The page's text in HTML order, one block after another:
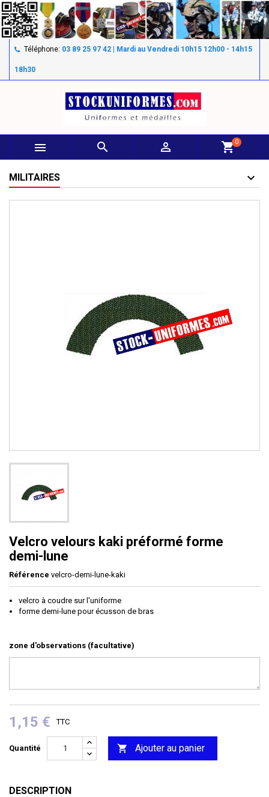
Téléphone: 03 89 25 97 42 | Mardi au Vendredi 10h15 12h00 - 14h15
18h30
   shopping_cart0
MILITAIRES
Velcro velours kaki préformé forme
demi-lune
Référence velcro-demi-lune-kaki
velcro à coudre sur l'uniforme
forme demi-lune pour écusson de bras
zone d'observations (facultative)
1,15 € TTC
Quantité  Ajouter au panier
DESCRIPTION